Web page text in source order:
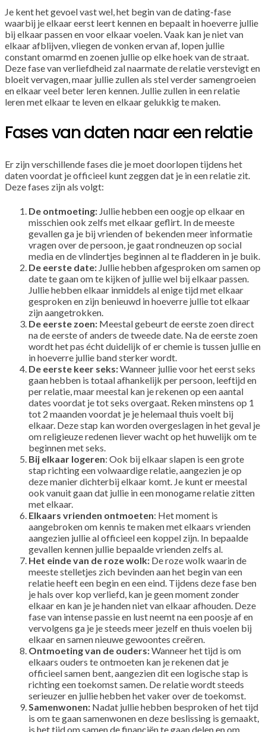
Je kent het gevoel vast wel, het begin van de dating-fase
waarbij je elkaar eerst leert kennen en bepaalt in hoeverre jullie
bij elkaar passen en voor elkaar voelen. Vaak kan je niet van
elkaar afblijven, vliegen de vonken ervan af, lopen jullie
constant omarmd en zoenen jullie op elke hoek van de straat.
Deze fase van verliefdheid zal naarmate de relatie verstevigt en
bloeit vervagen, maar jullie zullen als stel verder samengroeien
en elkaar veel beter leren kennen. Jullie zullen in een relatie
leren met elkaar te leven en elkaar gelukkig te maken.
Fases van daten naar een relatie
Er zijn verschillende fases die je moet doorlopen tijdens het
daten voordat je officieel kunt zeggen dat je in een relatie zit.
Deze fases zijn als volgt:
De ontmoeting: Jullie hebben een oogje op elkaar en
misschien ook zelfs met elkaar geflirt. In de meeste
gevallen ga je bij vrienden of bekenden meer informatie
vragen over de persoon, je gaat rondneuzen op social
media en de vlindertjes beginnen al te fladderen in je buik.
De eerste date: Jullie hebben afgesproken om samen op
date te gaan om te kijken of jullie wel bij elkaar passen.
Jullie hebben elkaar inmiddels al enige tijd met elkaar
gesproken en zijn benieuwd in hoeverre jullie tot elkaar
zijn aangetrokken.
De eerste zoen: Meestal gebeurt de eerste zoen direct
na de eerste of anders de tweede date. Na de eerste zoen
wordt het pas écht duidelijk of er chemie is tussen jullie en
in hoeverre jullie band sterker wordt.
De eerste keer seks:Wanneer jullie voor het eerst seks
gaan hebben is totaal afhankelijk per persoon, leeftijd en
per relatie, maar meestal kan je rekenen op een aantal
dates voordat je tot seks overgaat. Reken minstens op 1
tot 2 maanden voordat je je helemaal thuis voelt bij
elkaar. Deze stap kan worden overgeslagen in het geval je
om religieuze redenen liever wacht op het huwelijk om te
beginnen met seks.
Bij elkaar logeren: Ook bij elkaar slapen is een grote
stap richting een volwaardige relatie, aangezien je op
deze manier dichterbij elkaar komt. Je kunt er meestal
ook vanuit gaan dat jullie in een monogame relatie zitten
met elkaar.
Elkaars vrienden ontmoeten: Het moment is
aangebroken om kennis te maken met elkaars vrienden
aangezien jullie al officieel een koppel zijn. In bepaalde
gevallen kennen jullie bepaalde vrienden zelfs al.
Het einde van de roze wolk: De roze wolk waarin de
meeste stelletjes zich bevinden aan het begin van een
relatie heeft een begin en een eind. Tijdens deze fase ben
je hals over kop verliefd, kan je geen moment zonder
elkaar en kan je je handen niet van elkaar afhouden. Deze
fase van intense passie en lust neemt na een poosje af en
vervolgens ga je je steeds meer jezelf en thuis voelen bij
elkaar en samen nieuwe gewoontes creëren.
Ontmoeting van de ouders:Wanneer het tijd is om
elkaars ouders te ontmoeten kan je rekenen dat je
officieel samen bent, aangezien dit een logische stap is
richting een toekomst samen. De relatie wordt steeds
serieuzer en jullie hebben het vaker over de toekomst.
Samenwonen: Nadat jullie hebben besproken of het tijd
is om te gaan samenwonen en deze beslissing is gemaakt,
is het tijd om samen de financiën te gaan delen en om